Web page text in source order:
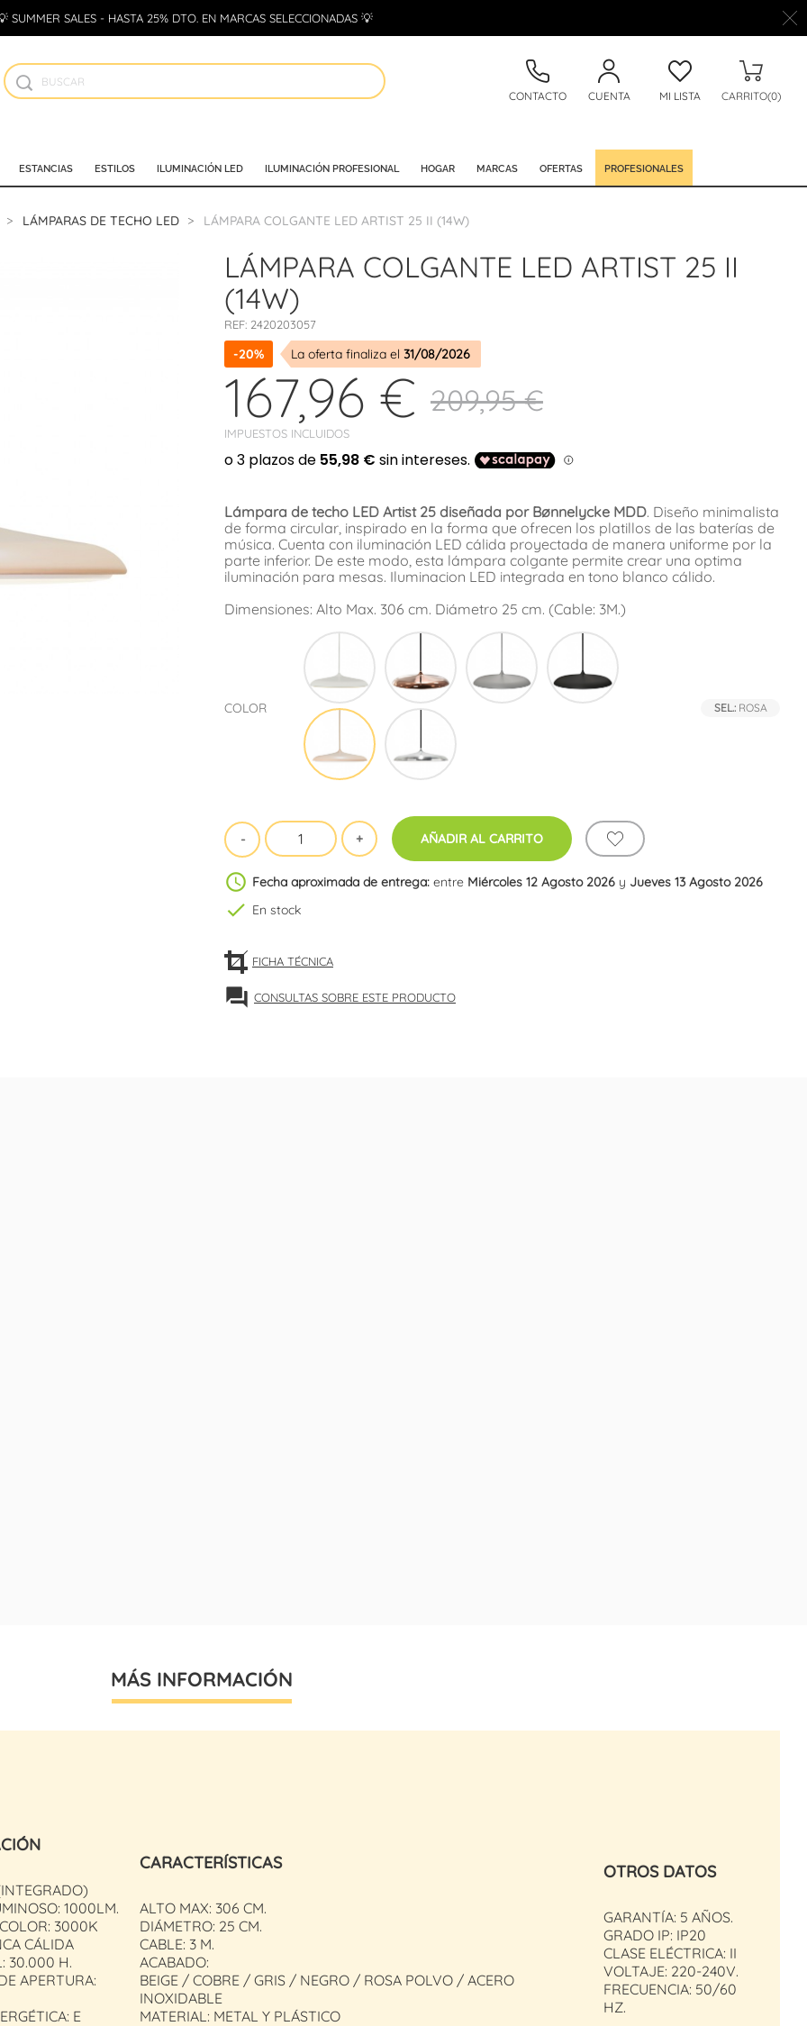
SUMMER SALES - HASTA 25% DTO. EN MARCAS SELECCIONADAS 💡
CONTACTO CUENTA MI LISTA CARRITO(0)
ESTANCIAS ESTILOS ILUMINACIÓN LED ILUMINACIÓN PROFESIONAL HOGAR MARCAS OFERTAS PROFESIONALES
LÁMPARAS DE TECHO LED LÁMPARA COLGANTE LED ARTIST 25 II (14W)
LÁMPARA COLGANTE LED ARTIST 25 II
(14W)
REF: 2420203057
-20% La oferta finaliza el 31/08/2026
167,96 €
IMPUESTOS INCLUIDOS
209,95 €
Lámpara de techo LED Artist 25 diseñada por Bønnelycke MDD. Diseño minimalista
de forma circular, inspirado en la forma que ofrecen los platillos de las baterías de
música. Cuenta con iluminación LED cálida proyectada de manera uniforme por la
parte inferior. De este modo, esta lámpara colgante permite crear una optima
iluminación para mesas. Iluminacion LED integrada en tono blanco cálido.
Dimensiones: Alto Max. 306 cm. Diámetro 25 cm. (Cable: 3M.)
COLOR
Beige Cobre Gris
Rosa
SEL.:ROSA
AÑADIR AL CARRITO
schedule Fecha aproximada de entrega: entre Miércoles 12 Agosto 2026 y Jueves 13 Agosto 2026
check En stock
FICHA TÉCNICA
forum CONSULTAS SOBRE ESTE PRODUCTO
MÁS INFORMACIÓN
1000LM.
3000K
CÁLIDA
30.000 H.
APERTURA:
E
CARACTERÍSTICAS
ALTO MAX: 306 CM.
DIÁMETRO: 25 CM.
CABLE: 3 M.
ACABADO:
BEIGE / COBRE / GRIS / NEGRO / ROSA POLVO / ACERO
INOXIDABLE
MATERIAL: METAL Y PLÁSTICO
OTROS DATOS
GARANTÍA: 5 AÑOS.
GRADO IP: IP20
CLASE ELÉCTRICA: II
VOLTAJE: 220-240V.
FRECUENCIA: 50/60
HZ.